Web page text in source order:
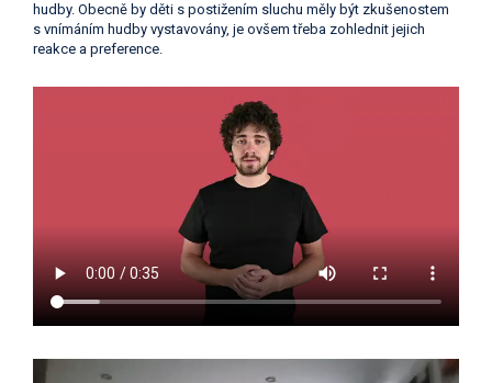
hudby. Obecně by děti s postižením sluchu měly být zkušenostem
s vnímáním hudby vystavovány, je ovšem třeba zohlednit jejich
reakce a preference.